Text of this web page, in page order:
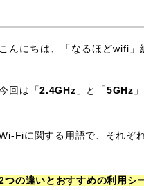
こんにちは、「なるほどwifi」
回は「2.4GHz 」と「5GHz
Fiに関する用語で、それぞ
つの違いとおすすめの利用シ